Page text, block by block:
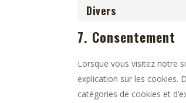
Divers
7. Consentement
Lorsque vous visitez notre
explication sur les cookies.
catégories de cookies et